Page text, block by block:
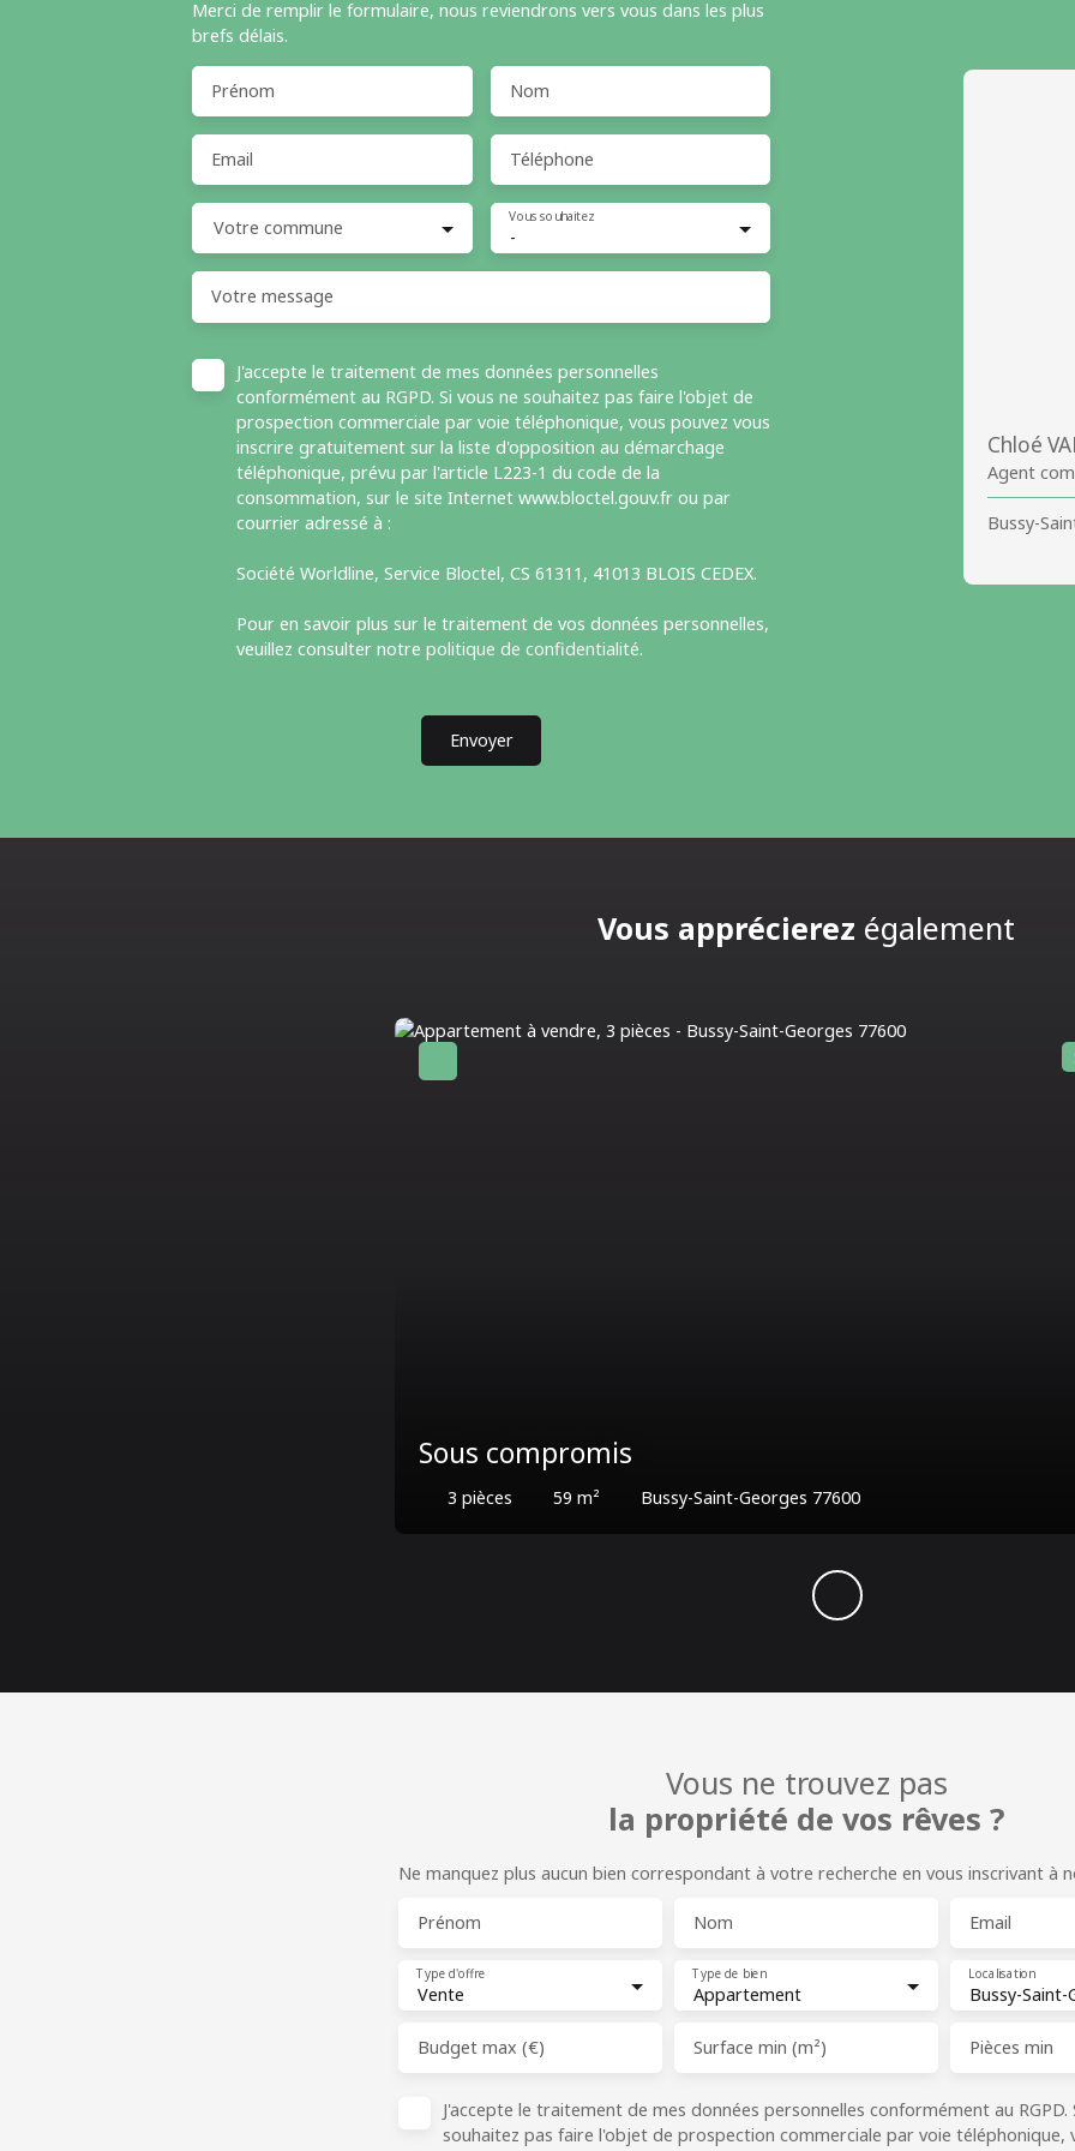
Merci de remplir le formulaire, nous reviendrons vers vous dans les plus
brefs délais.
Prénom Nom
Email Téléphone
Votre commune -
Vous souhaitez
Votre message
J'accepte le traitement de mes données personnelles
conformément au RGPD. Si vous ne souhaitez pas faire l'objet de
prospection commerciale par voie téléphonique, vous pouvez vous
inscrire gratuitement sur la liste d'opposition au démarchage
téléphonique, prévu par l'article L223-1 du code de la
consommation, sur le site Internet www.bloctel.gouv.fr ou par
courrier adressé à :
Société Worldline, Service Bloctel, CS 61311, 41013 BLOIS CEDEX.
Pour en savoir plus sur le traitement de vos données personnelles,
veuillez consulter notre politique de confidentialité.
Envoyer
Chloé
Agent
Bussy-
Vous apprécierez également
389 000€
3pièces 71.35 Nogent-sur-Marne 94130
Vous ne trouvez pas
la propriété de vos rêves ?
Ne manquez plus aucun bien correspondant à votre recherche en vous inscrivant à
Prénom Nom Email
Vente
Type d'offre
Appartement
Type de bien Localisation
Budget max (€) Surface min (m²) Pièces min
J'accepte le traitement de mes données personnelles conformément au RGPD.
souhaitez pas faire l'objet de prospection commerciale par voie téléphonique,